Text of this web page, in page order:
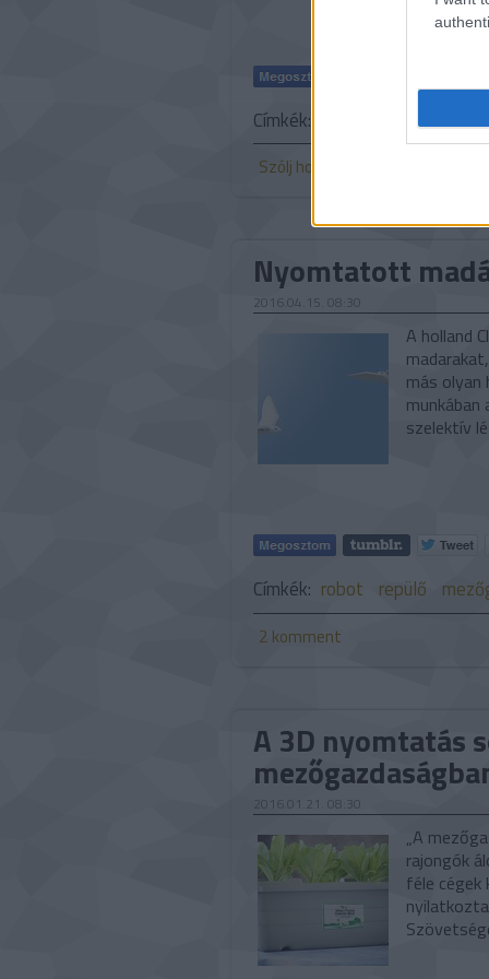
Címkék: mezőgazdaság
Szólj hozzá!
Nyomtatott
2016.04.15. 08:30
A holland
más olyan
szelektív
Címkék: robot repülő
2 komment
A 3D nyomtatás
2016.01.21. 08:30
„A
rajongók
féle